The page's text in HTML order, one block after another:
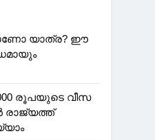
യാത്ര? ഈ
രൂപയുടെ വീസ